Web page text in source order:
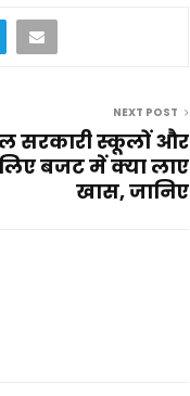
NEXT POST
सरकारी स्कूलों और
बजट में क्या लाए
खास, जानिए